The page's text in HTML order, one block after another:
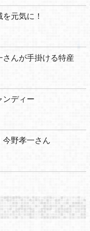
元気に！
んが手掛ける特産
ンディー
今野孝一さん